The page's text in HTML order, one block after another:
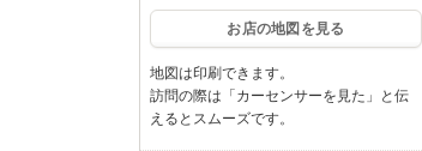
お店の地図を見る
地図は印刷できます。
訪問の際は「カーセンサーを見た」と伝
えるとスムーズです。